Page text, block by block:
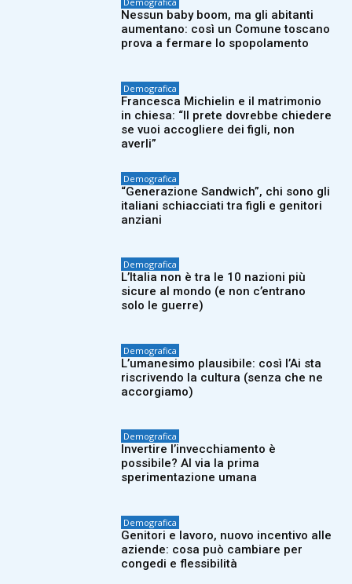
Nessun baby boom, ma gli abitanti
aumentano: così un Comune toscano
prova a fermare lo spopolamento
Demografica
Francesca Michielin e il matrimonio
in chiesa: “Il prete dovrebbe chiedere
se vuoi accogliere dei figli, non
averli”
Demografica
“Generazione Sandwich”, chi sono gli
italiani schiacciati tra figli e genitori
anziani
Demografica
L’Italia non è tra le 10 nazioni più
sicure al mondo (e non c’entrano
solo le guerre)
Demografica
L’umanesimo plausibile: così l’Ai sta
riscrivendo la cultura (senza che ne
accorgiamo)
Demografica
Invertire l’invecchiamento è
possibile? Al via la prima
sperimentazione umana
Demografica
Genitori e lavoro, nuovo incentivo alle
aziende: cosa può cambiare per
congedi e flessibilità